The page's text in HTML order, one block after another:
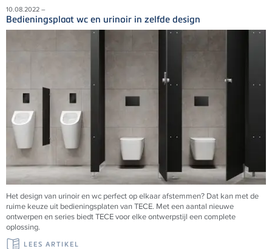
10.08.2022 –
Bedieningsplaat wc en urinoir in zelfde design
Het design van urinoir en wc perfect op elkaar afstemmen? Dat kan met de
ruime keuze uit bedieningsplaten van TECE. Met een aantal nieuwe
ontwerpen en series biedt TECE voor elke ontwerpstijl een complete
oplossing.
LEES ARTIKEL